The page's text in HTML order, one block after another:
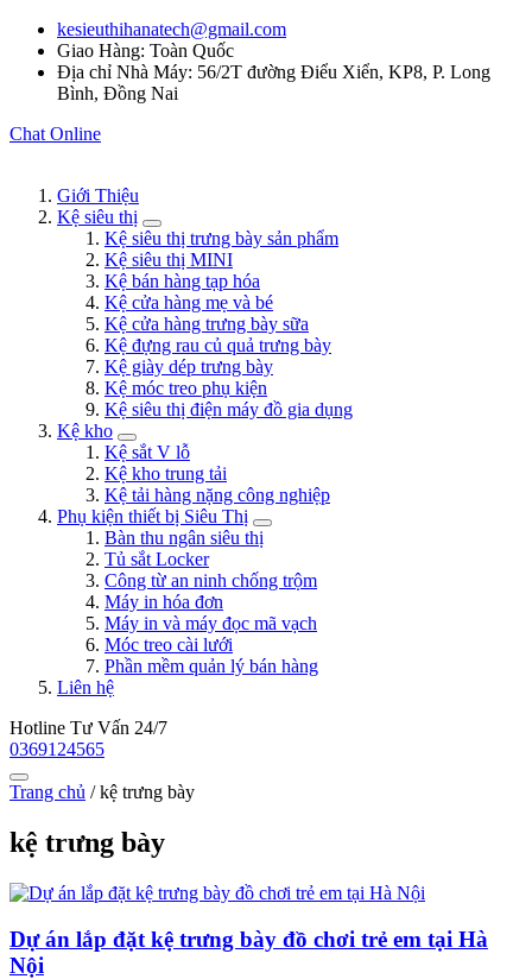
kesieuthihanatech@gmail.com
Giao Hàng: Toàn Quốc
Địa chỉ Nhà Máy: 56/2T đường Điểu Xiển, KP8, P. Long
Bình, Đồng Nai
Chat Online
Giới Thiệu
Kệ siêu thị
Kệ siêu thị trưng bày sản phẩm
Kệ siêu thị MINI
Kệ bán hàng tạp hóa
Kệ cửa hàng mẹ và bé
Kệ cửa hàng trưng bày sữa
Kệ đựng rau củ quả trưng bày
Kệ giày dép trưng bày
Kệ móc treo phụ kiện
Kệ siêu thị điện máy đồ gia dụng
Kệ kho
Kệ sắt V lỗ
Kệ kho trung tải
Kệ tải hàng nặng công nghiệp
Phụ kiện thiết bị Siêu Thị
Bàn thu ngân siêu thị
Tủ sắt Locker
Công từ an ninh chống trộm
Máy in hóa đơn
Máy in và máy đọc mã vạch
Móc treo cài lưới
Phần mềm quản lý bán hàng
Liên hệ
Hotline Tư Vấn 24/7
0369124565
Trang chủ /kệ trưng bày
kệ trưng bày
Dự án lắp đặt kệ trưng bày đồ chơi trẻ em tại Hà
Nội